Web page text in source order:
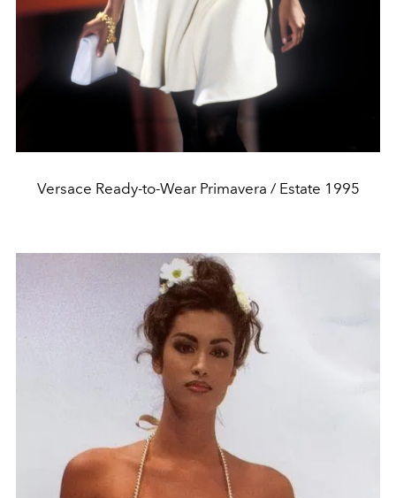
Versace Ready-to-Wear Primavera / Estate 1995